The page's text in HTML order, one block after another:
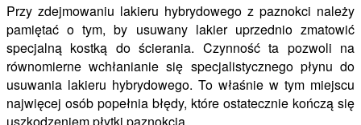
Przy zdejmowaniu lakieru hybrydowego z paznokci należy
pamiętać o tym, by usuwany lakier uprzednio zmatowić
specjalną kostką do ścierania. Czynność ta pozwoli na
równomierne wchłanianie się specjalistycznego płynu do
usuwania lakieru hybrydowego. To właśnie w tym miejscu
najwięcej osób popełnia błędy, które ostatecznie kończą się
uszkodzeniem płytki paznokcia.